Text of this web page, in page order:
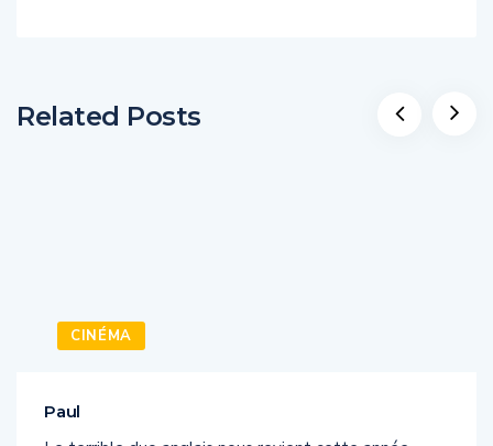
Related Posts
CINÉMA
Paul